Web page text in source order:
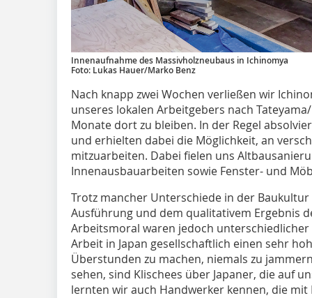
Innenaufnahme des Massivholzneubaus in Ichinomya
Foto: Lukas Hauer/Marko Benz
Nach knapp zwei Wochen verließen wir
unseres lokalen Arbeitgebers nach
Monate dort zu bleiben. In der Regel
und erhielten dabei die Möglichkeit, an
mitzuarbeiten. Dabei fielen uns
Innenausbauarbeiten sowie Fenster- und
Trotz mancher Unterschiede in der
Ausführung und dem qualitativem Ergebnis
Arbeitsmoral waren jedoch
Arbeit in Japan gesellschaftlich einen sehr
Überstunden zu ­machen, niemals zu
sehen, sind Klischees über Japaner, die auf
lernten wir auch Handwerker kennen, die